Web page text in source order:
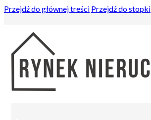
Przejdź do głównej treści Przejdź do stopki